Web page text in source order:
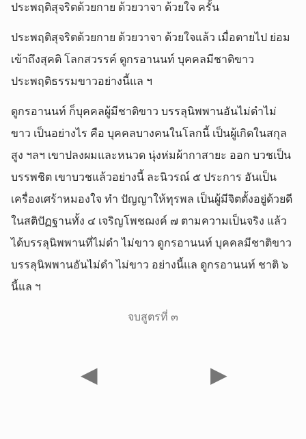
ประพฤติสุจริตด้วยกาย ด้วยวาจา ด้วยใจ ครั้น
ประพฤติสุจริตด้วยกาย ด้วยวาจา ด้วยใจแล้ว เมื่อตายไป ย่อม
เข้าถึงสุคติ โลกสวรรค์ ดูกรอานนท์ บุคคลมีชาติขาว
ประพฤติธรรมขาวอย่างนี้แล ฯ
ดูกรอานนท์ ก็บุคคลผู้มีชาติขาว บรรลุนิพพานอันไม่ดำไม่
ขาว เป็นอย่างไร คือ บุคคลบางคนในโลกนี้ เป็นผู้เกิดในสกุล
สูง ฯลฯ เขาปลงผมและหนวด นุ่งห่มผ้ากาสายะ ออก บวชเป็น
บรรพชิต เขาบวชแล้วอย่างนี้ ละนิวรณ์ ๕ ประการ อันเป็น
เครื่องเศร้าหมองใจ ทำ ปัญญาให้ทุรพล เป็นผู้มีจิตตั้งอยู่ด้วยดี
ในสติปัฏฐานทั้ง ๔ เจริญโพชฌงค์ ๗ ตามความเป็นจริง แล้ว
ได้บรรลุนิพพานที่ไม่ดำ ไม่ขาว ดูกรอานนท์ บุคคลมีชาติขาว
บรรลุนิพพานอันไม่ดำ ไม่ขาว อย่างนี้แล ดูกรอานนท์ ชาติ ๖
นี้แล ฯ
จบสูตรที่ ๓
◀ ▶